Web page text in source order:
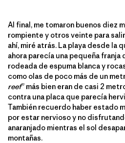
Al final, me tomaron buenos diez
rompiente y otros veinte para
ahí, miré atrás. La playa desde la
ahora parecía una pequeña franja
rodeada de espuma blanca y
como olas de poco más de un
reef” más bien eran de casi 2
contra una placa que parecía
También recuerdo haber estado
por estar nervioso y no
anaranjado mientras el sol
montañas.